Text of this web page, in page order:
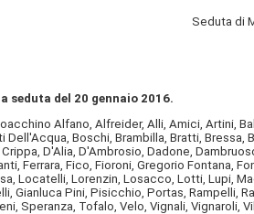
Seduta di
seduta del 20 gennaio 2016.
Alfano, Alfreider, Alli, Amici, Artini,
Boschi, Brambilla, Bratti,
D'Alia, D'Ambrosio, Dadone,
Ferrara, Fico, Fioroni, Gregorio Fontana,
Locatelli, Lorenzin, Losacco, Lotti, Lupi,
Gianluca Pini, Pisicchio, Portas, Rampelli,
Speranza, Tofalo, Velo, Vignali, Vignaroli,